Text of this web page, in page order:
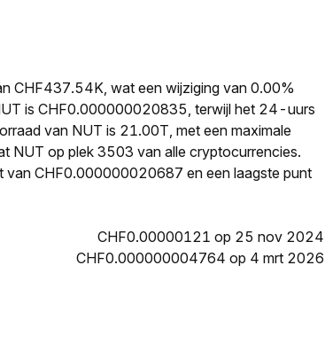
CHF437.54K, wat een wijziging van 0.00%
is CHF0.000000020835, terwijl het 24-uurs
van NUT is 21.00T, met een maximale
NUT op plek 3503 van alle cryptocurrencies.
van CHF0.000000020687 en een laagste punt
CHF0.00000121 op 25 nov 2024
CHF0.000000004764 op 4 mrt 2026